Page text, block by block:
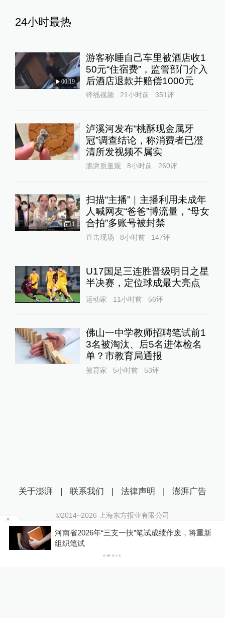
24小时最热
00:19
游客称睡自己车里被酒店收1
50元“住宿费”，监管部门介入
后酒店退款并赔偿1000元
锋线视频 21小时前 351评
泸溪河发布“桃酥现金属牙
冠”调查结论，称消费者已澄
清所发视频不属实
澎湃质量观 8小时前 260评
1
扫描“主播”｜主播利用未成年
人喊网友“爸爸”博流量，“母女
合拍”多账号被封禁
直击现场 8小时前 147评
U17国足三连胜晋级明日之星
半决赛，定位球成最大亮点
运动家 11小时前 56评
佛山一中学教师招聘笔试前1
3名被淘汰、后5名进体检名
单？市教育局通报
教育家 5小时前 53评
内地居民买香港保险收益要缴税？税务总局回
应：并非新政，更不是专门针对香港保险市场，
无需过度解读
关于澎湃 | 联系我们 | 法律声明 | 澎湃广告
©2014~2026 上海东方报业有限公司
沪ICP证：沪B2-20170116 | 沪ICP备14003370号
互联网新闻信息服务许可证：31120170006
沪公网安备 31010602000299号